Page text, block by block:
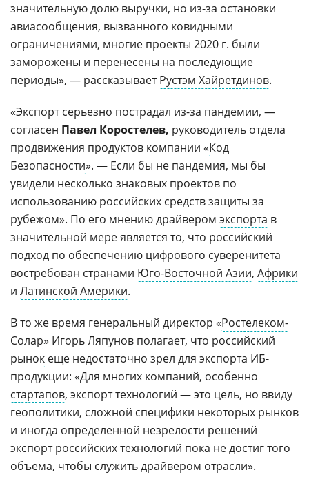
значительную долю выручки, но из-за остановки
авиасообщения, вызванного ковидными
ограничениями, многие проекты 2020 г. были
заморожены и перенесены на последующие
периоды», — рассказываетРустэм Хайретдинов.
«Экспорт серьезно пострадал из-за пандемии, —
согласен Павел Коростелев, руководитель отдела
продвижения продуктов компании «Код
Безопасности». — Если бы не пандемия, мы бы
увидели несколько знаковых проектов по
использованию российских средств защиты за
рубежом». По его мнению драйвером экспорта в
значительной мере является то, что российский
подход по обеспечению цифрового суверенитета
востребован странами Юго-Восточной Азии, Африки
и Латинской Америки.
В то же время генеральный директор «Ростелеком-
Солар» Игорь Ляпунов полагает, что российский
рынок еще недостаточно зрел для экспорта ИБ-
продукции: «Для многих компаний, особенно
стартапов, экспорт технологий — это цель, но ввиду
геополитики, сложной специфики некоторых рынков
и иногда определенной незрелости решений
экспорт российских технологий пока не достиг того
объема, чтобы служить драйвером отрасли».